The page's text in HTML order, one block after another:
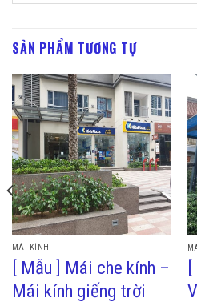
SẢN PHẨM TƯƠNG TỰ
MÁI KÍNH
[ Mẫu ] Mái che kính –
Mái kính giếng trời